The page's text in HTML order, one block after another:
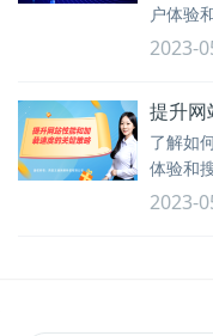
户体验
优化网
2023-
提升网
了解如
体验和
巧，使
2023-